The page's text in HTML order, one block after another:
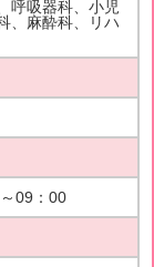
呼吸器科、小児
、麻酔科、リハ
09：00